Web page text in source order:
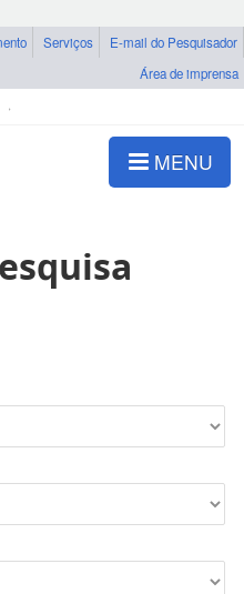
Serviços
E-mail do Pesquisador
Área de imprensa
MENU